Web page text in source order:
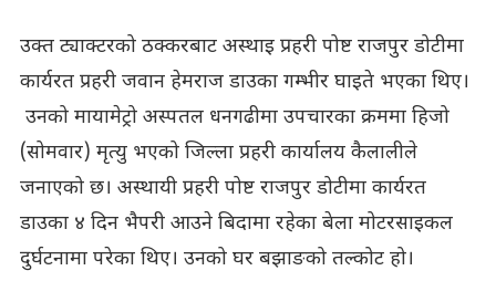
उक्त ट्याक्टरको ठक्करबाट अस्थाइ प्रहरी पोष्ट राजपुर डोटीमा
कार्यरत प्रहरी जवान हेमराज डाउका गम्भीर घाइते भएका थिए।
उनको मायामेट्रो अस्पतल धनगढीमा उपचारका क्रममा हिजो
(सोमवार) मृत्यु भएको जिल्ला प्रहरी कार्यालय कैलालीले
जनाएको छ। अस्थायी प्रहरी पोष्ट राजपुर डोटीमा कार्यरत
डाउका ४ दिन भैपरी आउने बिदामा रहेका बेला मोटरसाइकल
दुर्घटनामा परेका थिए। उनको घर बझाङको तल्कोट हो।